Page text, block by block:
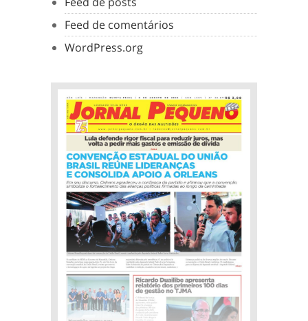
Feed de comentários
WordPress.org